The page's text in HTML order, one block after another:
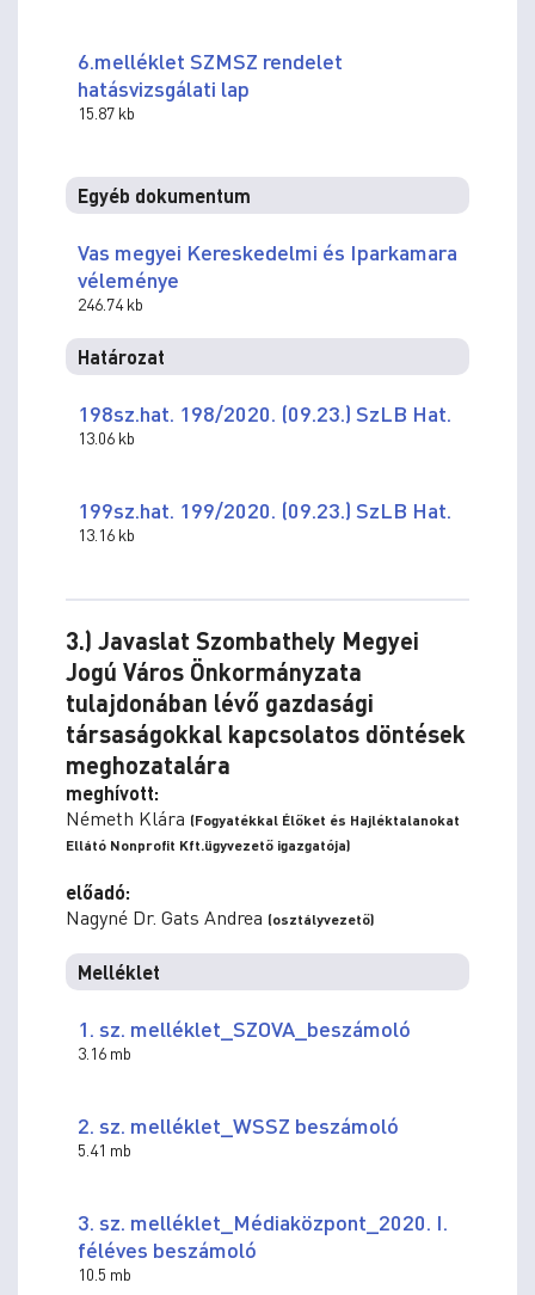
6.melléklet SZMSZ rendelet
hatásvizsgálati lap
15.87 kb
Egyéb dokumentum
Vas megyei Kereskedelmi és Iparkamara
véleménye
246.74 kb
Határozat
198sz.hat. 198/2020. (09.23.) SzLB Hat.
13.06 kb
199sz.hat. 199/2020. (09.23.) SzLB Hat.
13.16 kb
3.) Javaslat Szombathely Megyei
Jogú Város Önkormányzata
tulajdonában lévő gazdasági
társaságokkal kapcsolatos döntések
meghozatalára
meghívott:
Németh Klára (Fogyatékkal Élőket és Hajléktalanokat
Ellátó Nonprofit Kft.ügyvezető igazgatója)
előadó:
Nagyné Dr. Gats Andrea (osztályvezető)
Melléklet
1. sz. melléklet_SZOVA_beszámoló
3.16 mb
2. sz. melléklet_WSSZ beszámoló
5.41 mb
3. sz. melléklet_Médiaközpont_2020. I.
féléves beszámoló
10.5 mb